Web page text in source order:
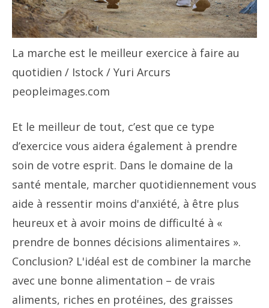
La marche est le meilleur exercice à faire au
quotidien / Istock / Yuri Arcurs
peopleimages.com
Et le meilleur de tout, c’est que ce type
d’exercice vous aidera également à prendre
soin de votre esprit. Dans le domaine de la
santé mentale, marcher quotidiennement vous
aide à ressentir moins d'anxiété, à être plus
heureux et à avoir moins de difficulté à «
prendre de bonnes décisions alimentaires ».
Conclusion? L'idéal est de combiner la marche
avec une bonne alimentation – de vrais
aliments, riches en protéines, des graisses